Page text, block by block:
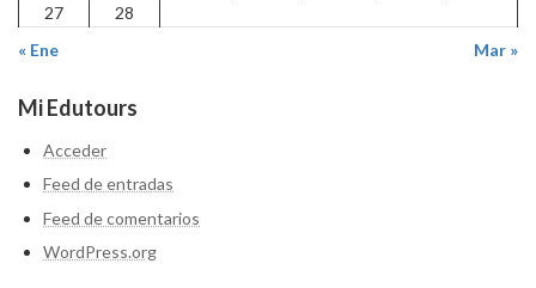
27
28
« Ene
Mar »
Mi Edutours
Acceder
Feed de entradas
Feed de comentarios
WordPress.org